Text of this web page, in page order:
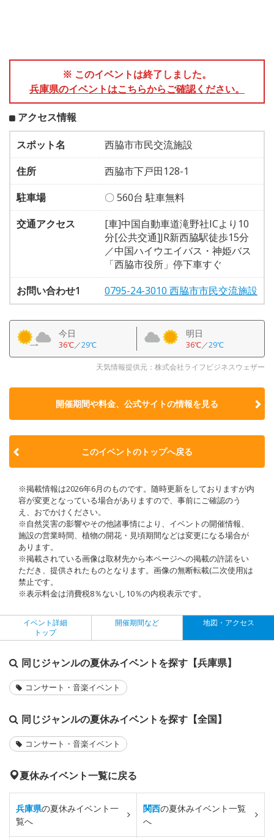
※ このイベントは終了しました。
兵庫県のイベントはこちらからご確認ください。
アクセス情報
スポット名
西脇市市民交流施設
住所
西脇市下戸田128-1
駐車場
〇 560台 駐車無料
交通アクセス
[車]中国自動車道滝野社ICより10
分[公共交通]JR新西脇駅徒歩15分
／中国ハイウエイバス・神姫バス
「西脇市役所」停下車すぐ
お問い合わせ1
0795-24-3010 西脇市市民交流施設
今日
36℃／29℃
明日
36℃／29℃
天気情報提供元：株式会社ライフビジネスウェザー
開催期間や料金、公式サイトの情報を見る
このイベントのトップへ戻る
※掲載情報は2026年6月のものです。随時更新をしておりますが内
容が変更となっている場合がありますので、事前にご確認のう
え、おでかけください。
※自然災害の影響やその他諸事情により、イベントの開催情報、
施設の営業時間、植物の開花・見頃期間などは変更になる場合が
あります。
※掲載されている画像は取材先から本ページへの掲載の許諾をい
ただき、提供されたものとなります。画像の無断転載(二次使用)は
禁止です。
※表示料金は消費税8％ないし10％の内税表示です。
イベント詳細
トップ
開催期間など 地図・アクセス
同じジャンルの夏休みイベントを探す【兵庫県】
コンサート・音楽イベント
同じジャンルの夏休みイベントを探す【全国】
コンサート・音楽イベント
夏休みイベント一覧に戻る
兵庫県の夏休みイベント一
覧へ
関西の夏休みイベント一覧
へ